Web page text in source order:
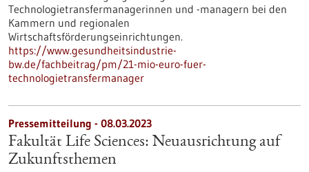
Technologietransfermanagerinnen und -managern bei den
Kammern und regionalen
Wirtschaftsförderungseinrichtungen.
https://www.gesundheitsindustrie-
bw.de/fachbeitrag/pm/21-mio-euro-fuer-
technologietransfermanager
Pressemitteilung - 08.03.2023
Fakultät Life Sciences: Neuausrichtung auf
Zukunftsthemen